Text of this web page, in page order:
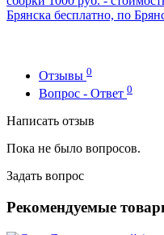
Брянска бесплатно, по
Отзывы 0
Вопрос - Ответ 0
Написать отзыв
Пока не было вопросов.
Задать вопрос
Рекомендуемые